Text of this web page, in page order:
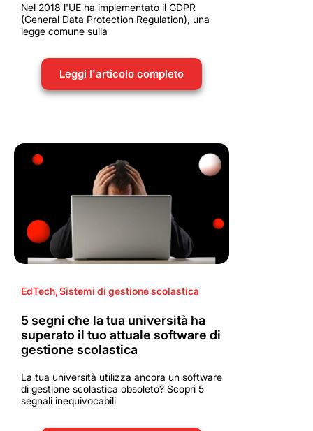
Nel 2018 l'UE ha implementato il GDPR
(General Data Protection Regulation), una
legge comune sulla
Leggi l'articolo completo
EdTech,Sistemi di gestione scolastica
5 segni che la tua università ha
superato il tuo attuale software di
gestione scolastica
La tua università utilizza ancora un software
di gestione scolastica obsoleto? Scopri 5
segnali inequivocabili